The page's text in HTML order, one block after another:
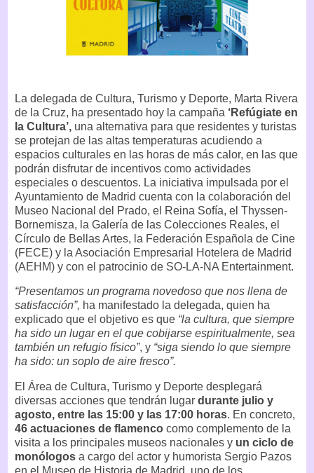
La delegada de Cultura, Turismo y Deporte, Marta Rivera
de la Cruz, ha presentado hoy la campaña ‘Refúgiate en
la Cultura’, una alternativa para que residentes y turistas
se protejan de las altas temperaturas acudiendo a
espacios culturales en las horas de más calor, en las que
podrán disfrutar de incentivos como actividades
especiales o descuentos. La iniciativa impulsada por el
Ayuntamiento de Madrid cuenta con la colaboración del
Museo Nacional del Prado, el Reina Sofía, el Thyssen-
Bornemisza, la Galería de las Colecciones Reales, el
Círculo de Bellas Artes, la Federación Española de Cine
(FECE) y la Asociación Empresarial Hotelera de Madrid
(AEHM) y con el patrocinio de SO-LA-NA Entertainment.
“Presentamos un programa novedoso que nos llena de
satisfacción”, ha manifestado la delegada, quien ha
explicado que el objetivo es que “la cultura, que siempre
ha sido un lugar en el que cobijarse espiritualmente, sea
también un refugio físico”, y “siga siendo lo que siempre
ha sido: un soplo de aire fresco”.
El Área de Cultura, Turismo y Deporte desplegará
diversas acciones que tendrán lugar durante julio y
agosto, entre las 15:00 y las 17:00 horas. En concreto,
46 actuaciones de flamenco como complemento de la
visita a los principales museos nacionales y un ciclo de
monólogos a cargo del actor y humorista Sergio Pazos